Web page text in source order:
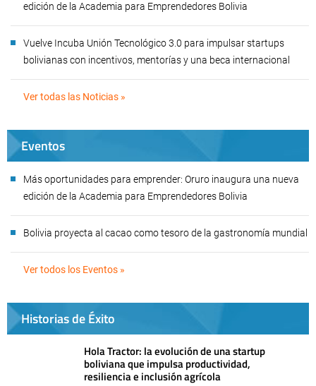
edición de la Academia para Emprendedores Bolivia
Vuelve Incuba Unión Tecnológico 3.0 para impulsar startups
bolivianas con incentivos, mentorías y una beca internacional
Ver todas las Noticias »
Eventos
Más oportunidades para emprender: Oruro inaugura una nueva
edición de la Academia para Emprendedores Bolivia
Bolivia proyecta al cacao como tesoro de la gastronomía mundial
Ver todos los Eventos »
Historias de Éxito
Hola Tractor: la evolución de una startup
boliviana que impulsa productividad,
resiliencia e inclusión agrícola